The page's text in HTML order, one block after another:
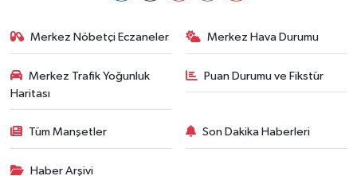
Merkez Nöbetçi Eczaneler Merkez Hava Durumu
Merkez Trafik Yoğunluk
Haritası
Puan Durumu ve Fikstür
Tüm Manşetler Son Dakika Haberleri
Haber Arşivi